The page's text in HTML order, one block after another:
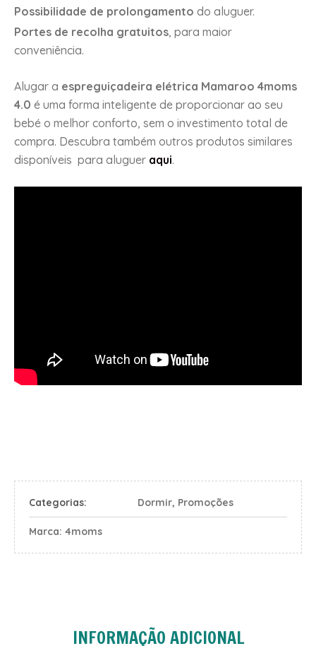
Possibilidade de prolongamento do aluguer.
Portes de recolha gratuitos, para maior
conveniência.
Alugar a espreguiçadeira elétrica Mamaroo 4moms
4.0 é uma forma inteligente de proporcionar ao seu
bebé o melhor conforto, sem o investimento total de
compra. Descubra também outros produtos similares
disponíveis para aluguer aqui.
Categorias: Dormir, Promoções
Marca: 4moms
INFORMAÇÃO ADICIONAL